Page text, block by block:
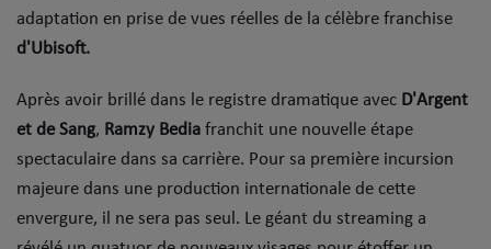
Dans ton Téléphone
Première Fois
URBAN CULTURE
Sport
adaptation en prise de vues réelles de la célèbre franchise
d'Ubisoft.
​Après avoir brillé dans le registre dramatique avec D'Argent
et de Sang, Ramzy Bedia franchit une nouvelle étape
spectaculaire dans sa carrière. Pour sa première incursion
majeure dans une production internationale de cette
envergure, il ne sera pas seul. Le géant du streaming a